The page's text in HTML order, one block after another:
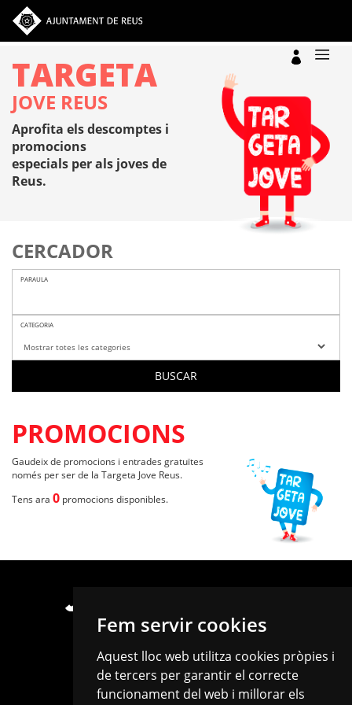
Fem servir cookies
Aquest lloc web utilitza cookies pròpies i
de tercers per garantir el correcte
funcionament del web i millorar els
Vés al contingut
TARGETA
JOVE REUS
Aprofita els descomptes i
promocions
especials per als joves de
Reus.
CERCADOR
PARAULA
CATEGORIA
PROMOCIONS
Gaudeix de promocions i entrades gratuïtes
només per ser de la Targeta Jove Reus.
Tens ara 0 promocions disponibles.
C/de Castellvell, 24 · 43202 · Reus